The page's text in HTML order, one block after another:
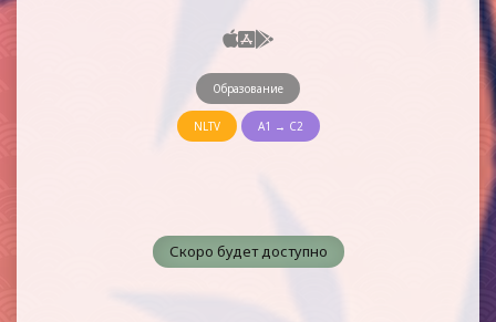
Образование
NLTV A1 → C2
Скоро будет доступно